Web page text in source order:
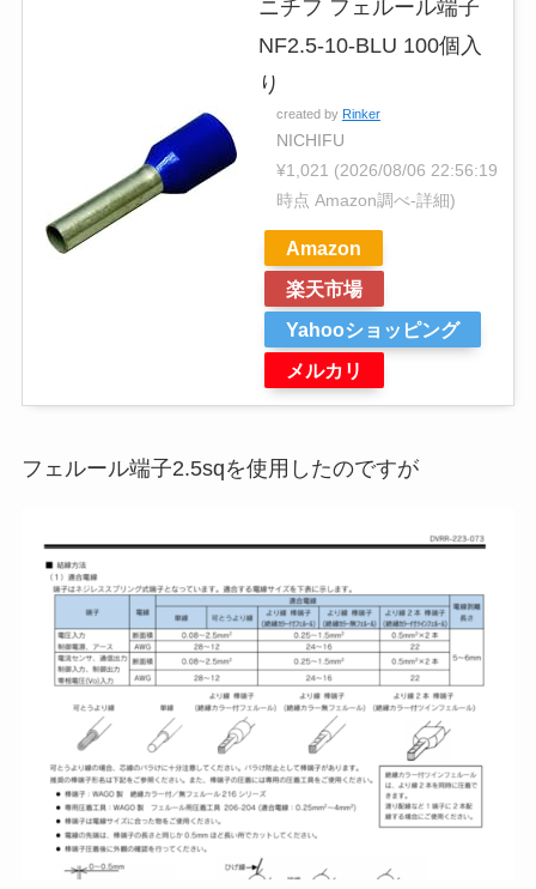
ニチフ フェルール端子
NF2.5-10-BLU 100個入
り
created by Rinker
NICHIFU
¥1,021 (2026/08/06 22:56:19
時点 Amazon調べ-詳細)
Amazon
楽天市場
Yahooショッピング
メルカリ
フェルール端子2.5sqを使用したのですが